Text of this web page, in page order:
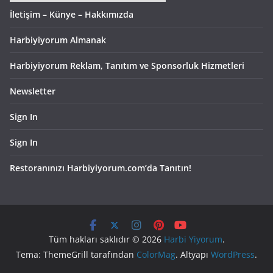
İletişim – Künye – Hakkımızda
Harbiyiyorum Almanak
Harbiyiyorum Reklam, Tanıtım ve Sponsorluk Hizmetleri
Newsletter
Sign In
Sign In
Restoranınızı Harbiyiyorum.com’da Tanıtın!
Tüm hakları saklıdır © 2026 Harbi Yiyorum.
Tema: ThemeGrill tarafından ColorMag. Altyapı WordPress.